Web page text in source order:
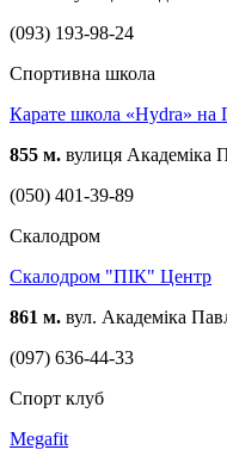
(093) 193-98-24
Спортивна школа
Карате школа «Hydra» на
855 м. вулиця Академіка
(050) 401-39-89
Скалодром
Скалодром "ПІК" Центр
861 м. вул. Академіка
(097) 636-44-33
Спорт клуб
Megafit